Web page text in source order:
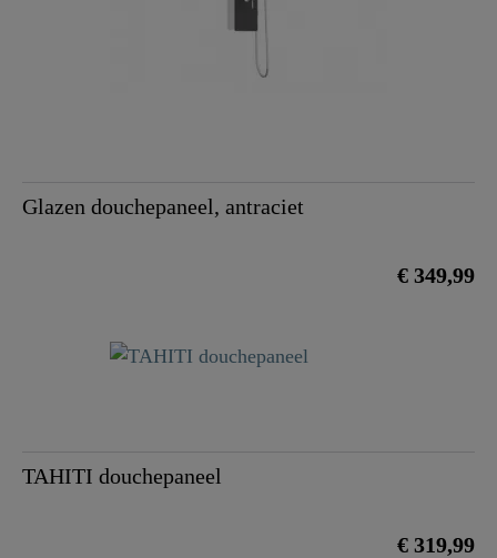
Glazen douchepaneel, antraciet
€ 349,99
TAHITI douchepaneel
€ 319,99